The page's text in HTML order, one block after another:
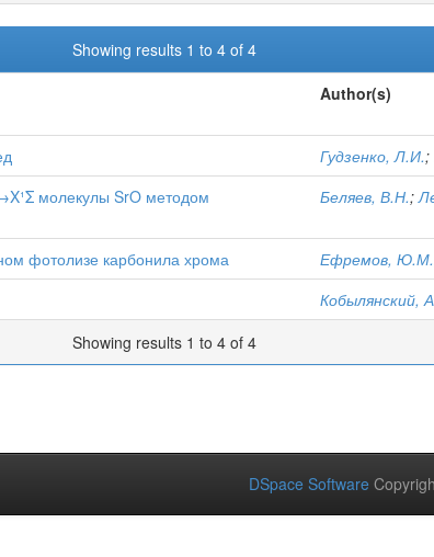
Showing results 1 to 4 of 4
Author(s)
Гудзенко, Л.И.;
молекулы SrO методом
Беляев, В.Н.;
фотолизе карбонила хрома Ефремов, Ю.М.
Кобылянский,
Showing results 1 to 4 of 4
DSpace Software